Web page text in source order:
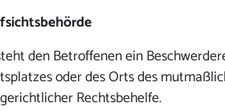
den Betroffenen ein
oder des Orts des
Rechtsbehelfe.